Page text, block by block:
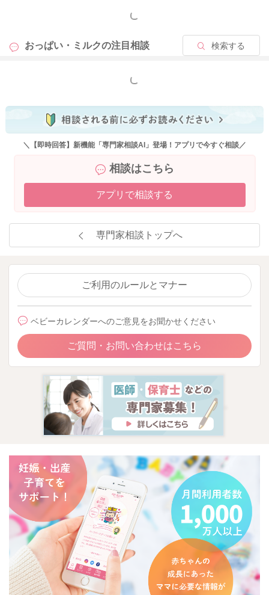
もっと見る
おっぱい・ミルクの注目相談 検索する
もっと見る
＼【即時回答】新機能「専門家相談AI」登場！アプリで今すぐ相談／
相談はこちら
アプリで相談する
専門家相談トップへ
ご利用のルールとマナー
ベビーカレンダーへのご意見をお聞かせください
ご質問・お問い合わせはこちら